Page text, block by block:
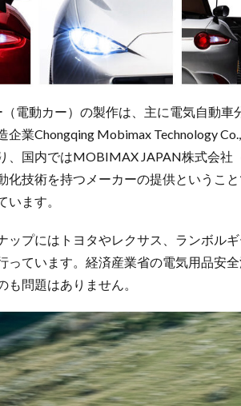
電動カー）の製作は、主に電気自動
企業Chongqing Mobimax Technology
、国内ではMOBIMAX JAPAN株式会社
化技術を持つメーカーの提供というこ
います。
ップにはトヨタやレクサス、ランボル
っています。経済産業省の電気用品安
も問題はありません。